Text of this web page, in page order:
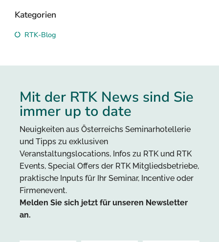
Kategorien
RTK-Blog
Mit der RTK News sind Sie
immer up to date
Neuigkeiten aus Österreichs Seminarhotellerie
und Tipps zu exklusiven
Veranstaltungslocations, Infos zu RTK und RTK
Events, Special Offers der RTK Mitgliedsbetriebe,
praktische Inputs für Ihr Seminar, Incentive oder
Firmenevent.
Melden Sie sich jetzt für unseren Newsletter
an.